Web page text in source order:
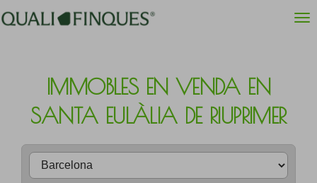
IMMOBLES EN VENDA EN
SANTA EULÀLIA DE RIUPRIMER